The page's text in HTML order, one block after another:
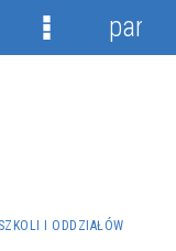
I ODDZIAŁÓW
Menu
panel